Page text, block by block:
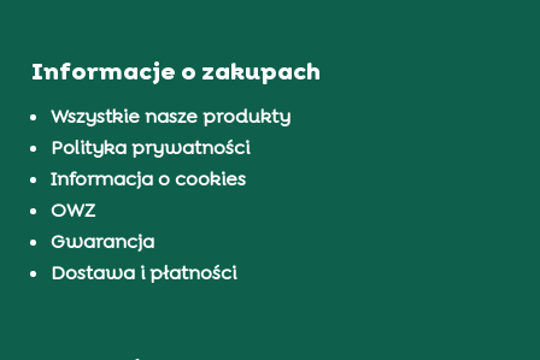
Informacje o zakupach
Wszystkie nasze produkty
Polityka prywatności
Informacja o cookies
OWZ
Gwarancja
Dostawa i płatności